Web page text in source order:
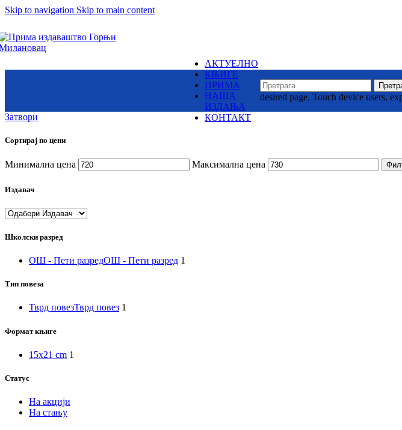
Skip to navigation Skip to main content
Издаваштво: Милутина Тодоровића Жице ББ, Горњи
Контакт
Пон. - Пет.:
7:30am -15:30pm
народа –
ауторске.
Змајеви су
одважни,
демони,
немани,
зла чудовишта
Вилинске
Чудесна
и
моћи
Српска
историја
је језгро
АКТУЕЛНО
КЊИГЕ
ПРИМА
НАША
ИЗДАЊА
КОНТАКТ
desired page. Touch device users,
Затвори
Сортирај по цени
Минимална цена Максимална цена
Издавач
Школски разред
ОШ - Пети разредОШ - Пети разред 1
Тип повеза
Тврд повезТврд повез 1
Формат књиге
15x21 cm 1
Статус
На акцији
На стању